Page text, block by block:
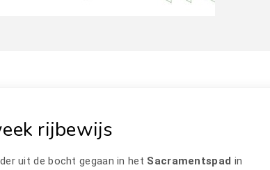
rijbewijs
uit de bocht gegaan in het Sacramentspad in